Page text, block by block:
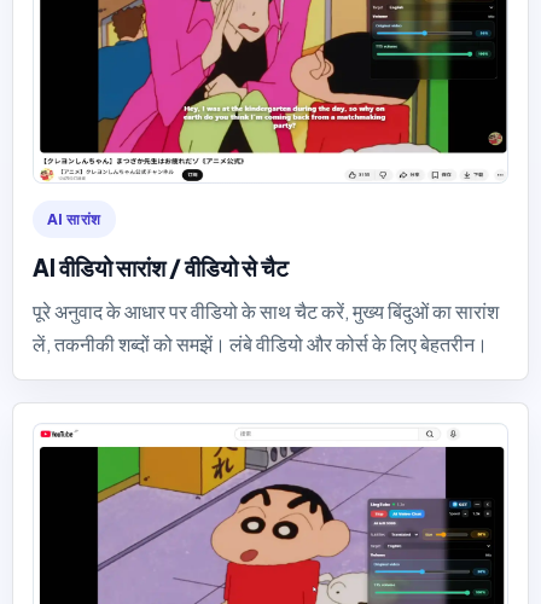
AI सारांश
AI वीडियो सारांश / वीडियो से चैट
पूरे अनुवाद के आधार पर वीडियो के साथ चैट करें, मुख्य बिंदुओं का सारांश
लें, तकनीकी शब्दों को समझें। लंबे वीडियो और कोर्स के लिए बेहतरीन।